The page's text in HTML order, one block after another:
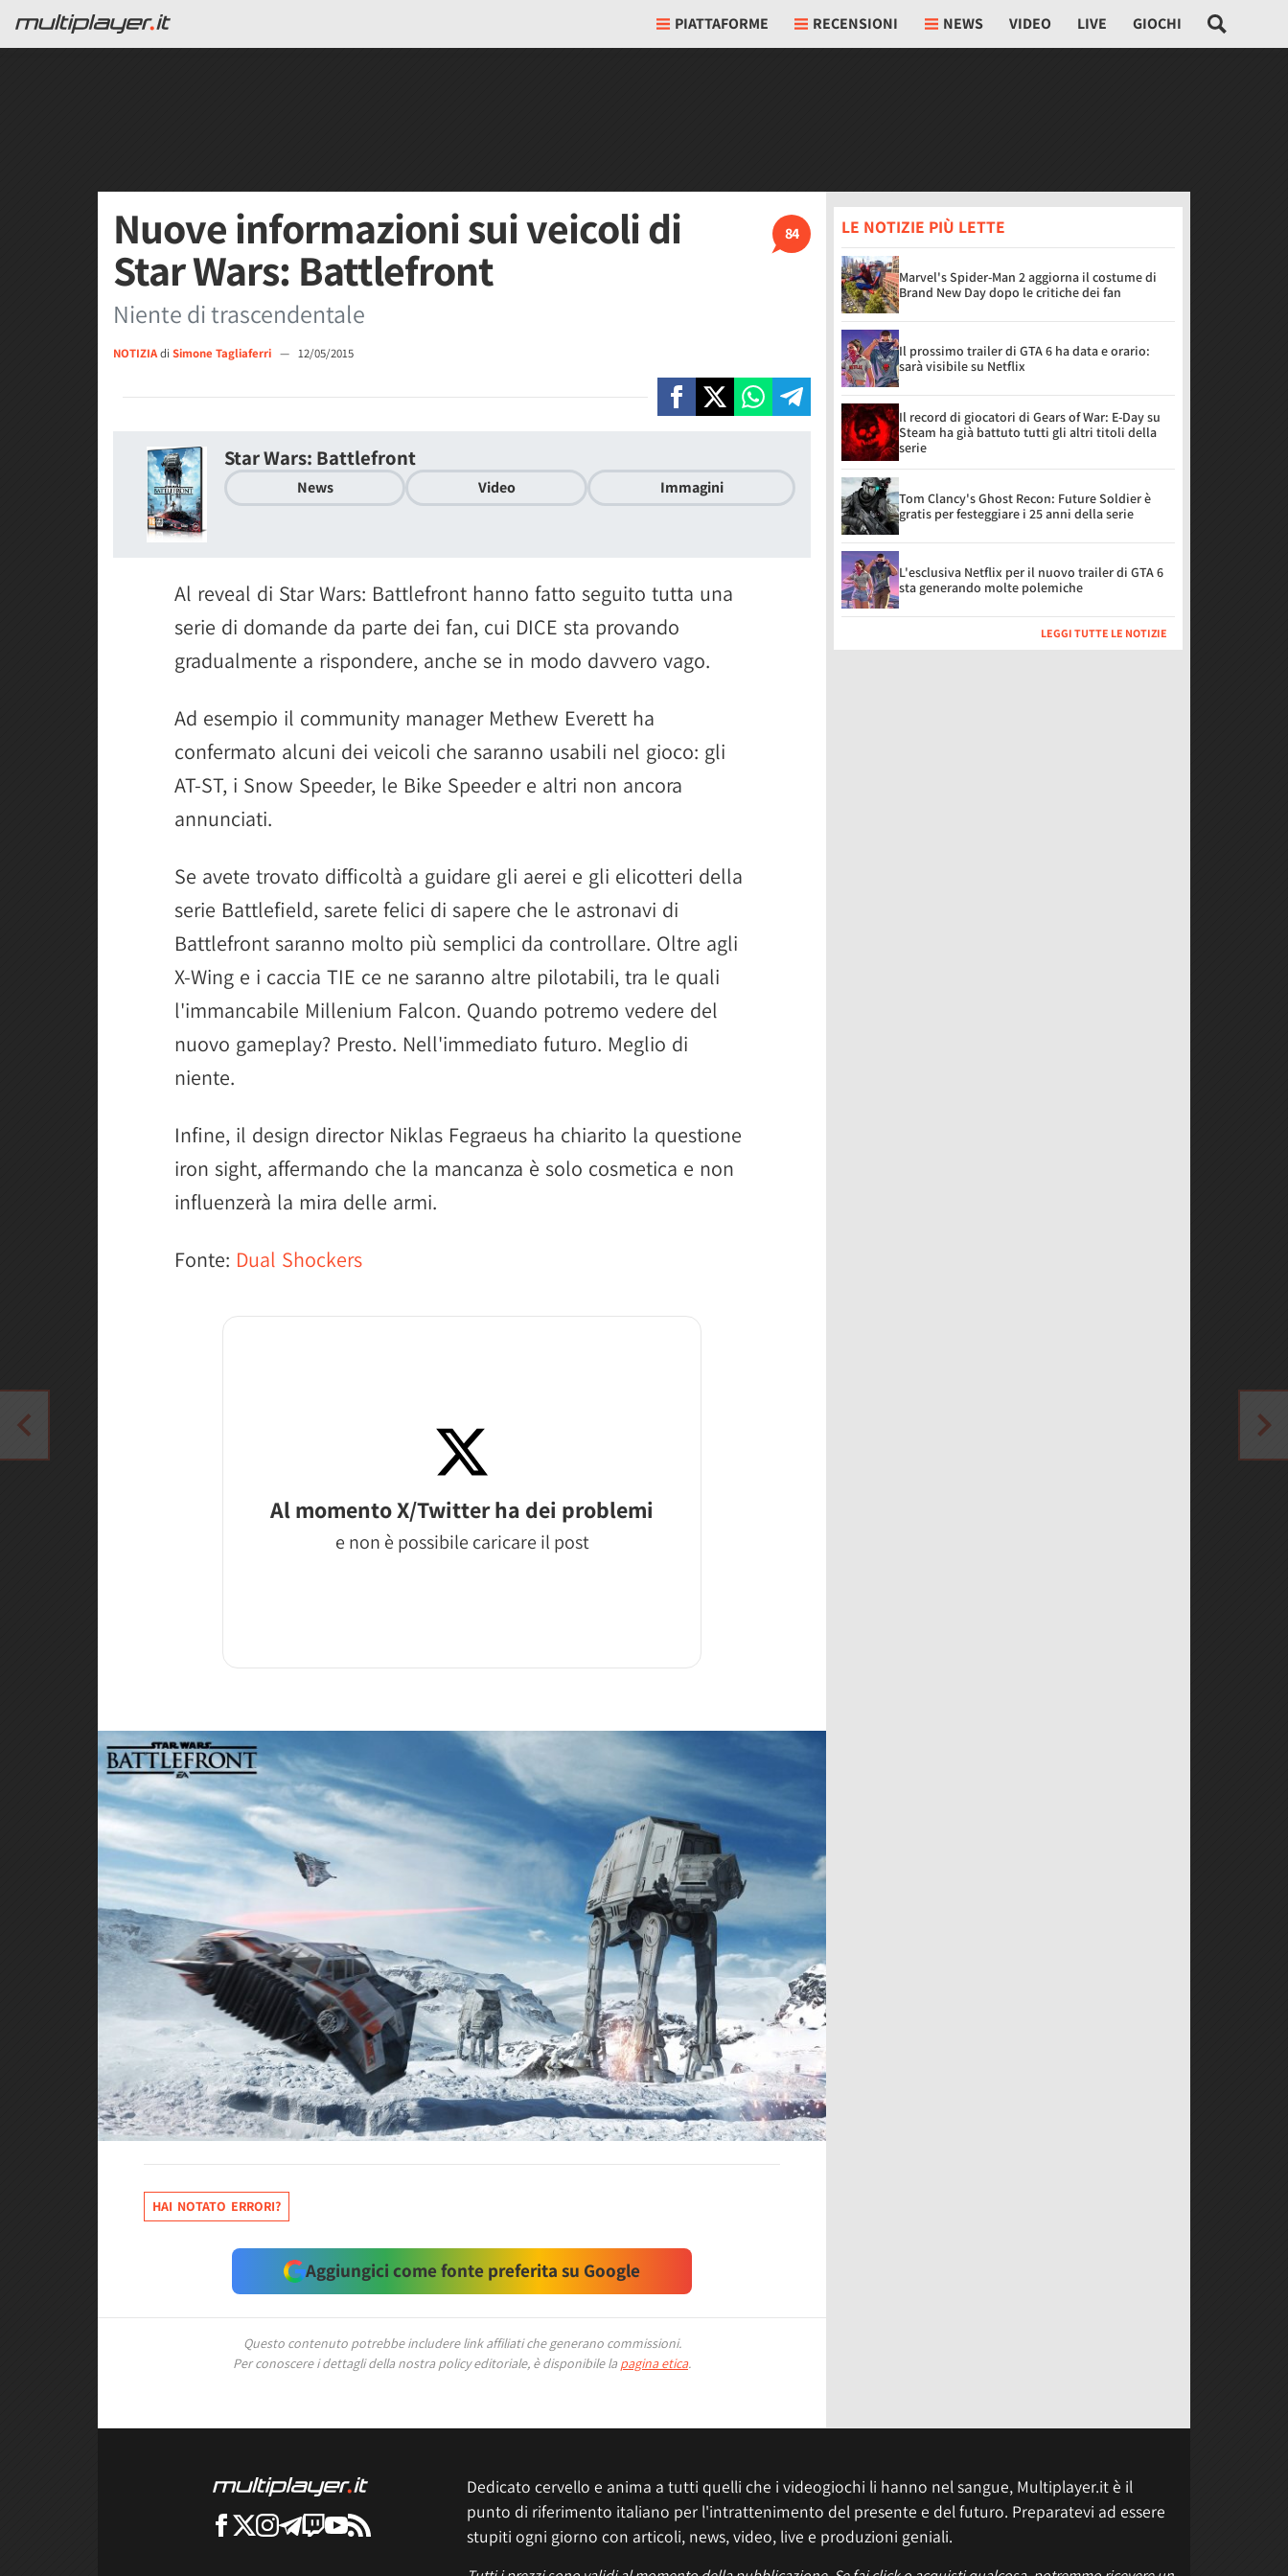
PIATTAFORME RECENSIONI NEWS VIDEO LIVE GIOCHI
84
Nuove informazioni sui veicoli di
Star Wars: Battlefront
Niente di trascendentale
NOTIZIAdi Simone Tagliaferri — 12/05/2015
Star Wars: Battlefront
News Video Immagini
Al reveal di Star Wars: Battlefront hanno fatto seguito tutta una
serie di domande da parte dei fan, cui DICE sta provando
gradualmente a rispondere, anche se in modo davvero vago.
Ad esempio il community manager Methew Everett ha
confermato alcuni dei veicoli che saranno usabili nel gioco: gli
AT-ST, i Snow Speeder, le Bike Speeder e altri non ancora
annunciati.
Se avete trovato difficoltà a guidare gli aerei e gli elicotteri della
serie Battlefield, sarete felici di sapere che le astronavi di
Battlefront saranno molto più semplici da controllare. Oltre agli
X-Wing e i caccia TIE ce ne saranno altre pilotabili, tra le quali
l'immancabile Millenium Falcon. Quando potremo vedere del
nuovo gameplay? Presto. Nell'immediato futuro. Meglio di
niente.
Infine, il design director Niklas Fegraeus ha chiarito la questione
iron sight, affermando che la mancanza è solo cosmetica e non
influenzerà la mira delle armi.
Fonte: Dual Shockers
Al momento X/Twitter ha dei problemi
e non è possibile caricare il post
HAI NOTATO ERRORI?
Aggiungici come fonte preferita su Google
Questo contenuto potrebbe includere link affiliati che generano commissioni.
Per conoscere i dettagli della nostra policy editoriale, è disponibile la pagina etica.
LE NOTIZIE PIÙ LETTE
Marvel's Spider-Man 2 aggiorna il costume di
Brand New Day dopo le critiche dei fan
Il prossimo trailer di GTA 6 ha data e orario:
sarà visibile su Netflix
Il record di giocatori di Gears of War: E-Day su
Steam ha già battuto tutti gli altri titoli della
serie
Tom Clancy's Ghost Recon: Future Soldier è
gratis per festeggiare i 25 anni della serie
L'esclusiva Netflix per il nuovo trailer di GTA 6
sta generando molte polemiche
LEGGI TUTTE LE NOTIZIE
Dedicato cervello e anima a tutti quelli che i videogiochi li hanno nel sangue, Multiplayer.it è il
punto di riferimento italiano per l'intrattenimento del presente e del futuro. Preparatevi ad essere
stupiti ogni giorno con articoli, news, video, live e produzioni geniali.